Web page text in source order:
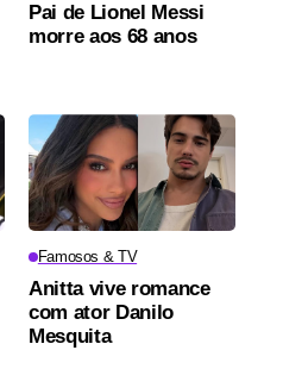
Pai de Lionel Messi
morre aos 68 anos
Famosos & TV
Anitta vive romance
com ator Danilo
Mesquita